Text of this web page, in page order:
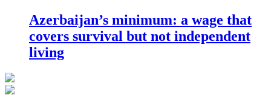
Azerbaijan’s minimum: a wage that
covers survival but not independent
living